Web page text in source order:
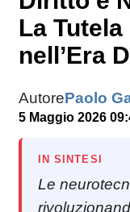
La
nell’Era
AutorePaolo
5 Maggio 2026
IN SINTESI
Le